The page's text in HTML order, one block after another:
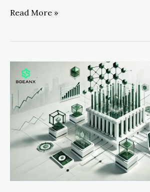
Read More »
BGEANX
publicó
un
plan
de
servicios
para
clientes
institucionales